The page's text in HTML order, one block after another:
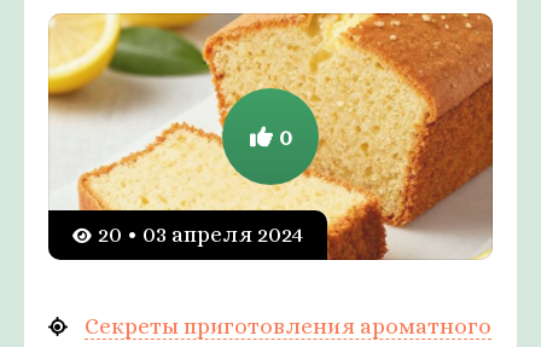
20 • 03 апреля 2024
0
Секреты приготовления ароматного